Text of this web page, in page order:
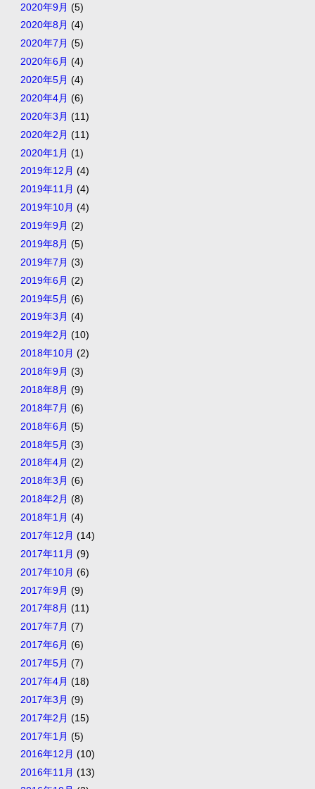
2020年9月 (5)
2020年8月 (4)
2020年7月 (5)
2020年6月 (4)
2020年5月 (4)
2020年4月 (6)
2020年3月 (11)
2020年2月 (11)
2020年1月 (1)
2019年12月 (4)
2019年11月 (4)
2019年10月 (4)
2019年9月 (2)
2019年8月 (5)
2019年7月 (3)
2019年6月 (2)
2019年5月 (6)
2019年3月 (4)
2019年2月 (10)
2018年10月 (2)
2018年9月 (3)
2018年8月 (9)
2018年7月 (6)
2018年6月 (5)
2018年5月 (3)
2018年4月 (2)
2018年3月 (6)
2018年2月 (8)
2018年1月 (4)
2017年12月 (14)
2017年11月 (9)
2017年10月 (6)
2017年9月 (9)
2017年8月 (11)
2017年7月 (7)
2017年6月 (6)
2017年5月 (7)
2017年4月 (18)
2017年3月 (9)
2017年2月 (15)
2017年1月 (5)
2016年12月 (10)
2016年11月 (13)